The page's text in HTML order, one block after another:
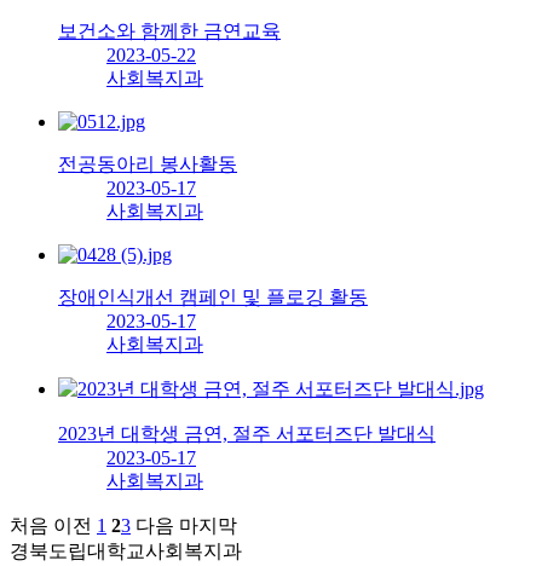
보건소와 함께한 금연교육
2023-05-22
사회복지과
전공동아리 봉사활동
2023-05-17
사회복지과
장애인식개선 캠페인 및 플로깅 활동
2023-05-17
사회복지과
2023년 대학생 금연, 절주 서포터즈단 발대식
2023-05-17
사회복지과
처음 이전 1 23 다음 마지막
경북도립대학교사회복지과